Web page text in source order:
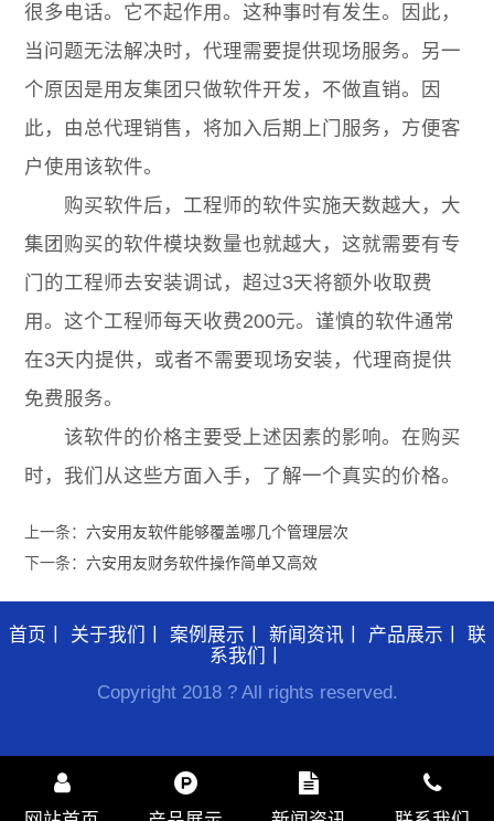
很多电话。它不起作用。这种事时有发生。因此，
当问题无法解决时，代理需要提供现场服务。另一
个原因是用友集团只做软件开发，不做直销。因
此，由总代理销售，将加入后期上门服务，方便客
户使用该软件。
购买软件后，工程师的软件实施天数越大，大
集团购买的软件模块数量也就越大，这就需要有专
门的工程师去安装调试，超过3天将额外收取费
用。这个工程师每天收费200元。谨慎的软件通常
在3天内提供，或者不需要现场安装，代理商提供
免费服务。
该软件的价格主要受上述因素的影响。在购买
时，我们从这些方面入手，了解一个真实的价格。
上一条：六安用友软件能够覆盖哪几个管理层次
下一条：六安用友财务软件操作简单又高效
首页 关于我们 案例展示 新闻资讯丨 产品展示
联
系我们
Copyright 2018 ? All rights reserved.